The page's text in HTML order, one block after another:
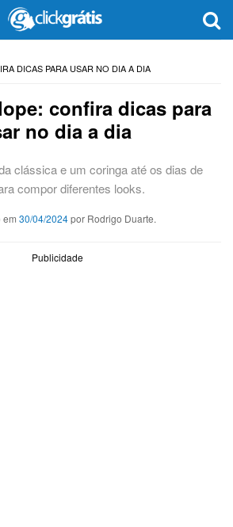
DICAS PARA USAR NO DIA A DIA
confira dicas para
no dia a dia
clássica e um coringa até os dias de
compor diferentes looks.
30/04/2024por Rodrigo Duarte.
Publicidade